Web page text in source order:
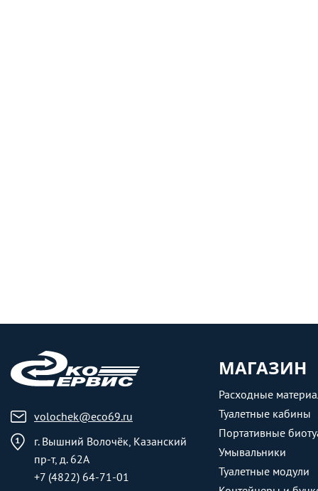
volochek@eco69.ru
г. Вышний Волочёк, Казанский
пр-т, д. 62А
+7 (4822) 64-71-01
МАГАЗИН
Расходные
Туалетные кабины
Портативные
Умывальники
Туалетные модули